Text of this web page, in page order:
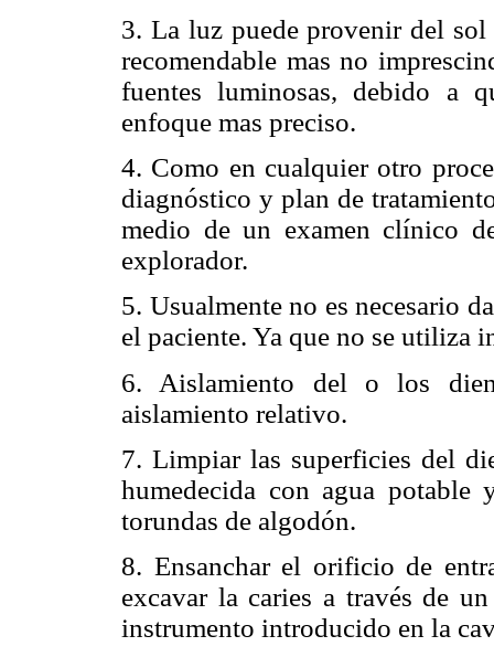
3. La luz puede provenir del
recomendable mas no
fuentes luminosas, debido a
enfoque mas preciso.
4. Como en cualquier otro
diagnóstico y plan de
medio de un examen clínico
explorador.
5. Usualmente no es necesario
el paciente. Ya que no se utiliza
6. Aislamiento del o los
aislamiento relativo.
7. Limpiar las superficies del
humedecida con agua
torundas de algodón.
8. Ensanchar el orificio de
excavar la caries a través de
instrumento introducido en la